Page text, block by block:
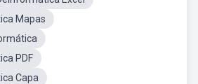
Mapas
PDF
Capa